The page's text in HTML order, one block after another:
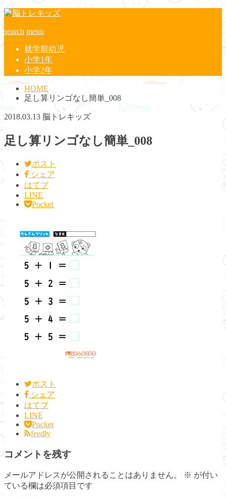
search menu
就学前幼児
小学1年
小学2年
HOME
足し算リンゴなし簡単_008
2018.03.13 脳トレキッズ
足し算リンゴなし簡単_008
ポスト
シェア
はてブ
LINE
Pocket
ポスト
シェア
はてブ
LINE
Pocket
feedly
コメントを残す
メールアドレスが公開されることはありません。 ※ が付い
ている欄は必須項目です